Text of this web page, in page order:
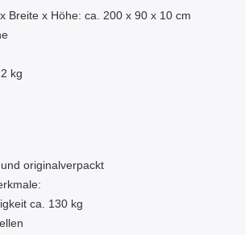
Breite x Höhe: ca. 200 x 90 x 10 cm
kg
originalverpackt
ca. 130 kg